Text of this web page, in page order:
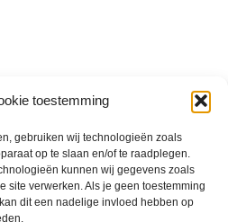
toestemming
gebruiken wij technologieën zoals
op te slaan en/of te raadplegen.
kunnen wij gegevens zoals
site verwerken. Als je geen toestemming
dit een nadelige invloed hebben op